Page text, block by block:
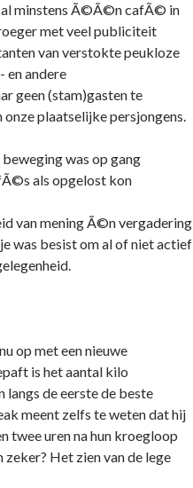
al minstens Ã©Ã©n cafÃ© in
met veel publiciteit
van verstokte peukloze
en andere
geen (stam)gasten te
plaatselijke persjongens.
was op gang
als opgelost kon
van mening Ã©n vergadering
was besist om al of niet actief
op met een nieuwe
is het aantal kilo
de eerste de beste
meent zelfs te weten dat hij
twee uren na hun kroegloop
Het zien van de lege